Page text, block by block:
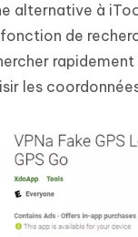
alternative à
de
les